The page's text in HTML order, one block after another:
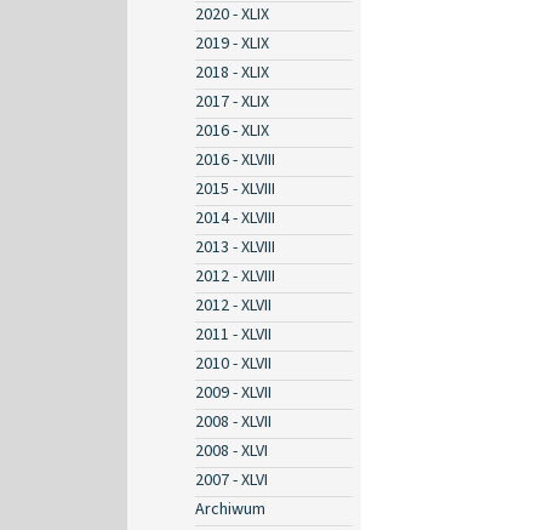
2020 - XLIX
2019 - XLIX
2018 - XLIX
2017 - XLIX
2016 - XLIX
2016 - XLVIII
2015 - XLVIII
2014 - XLVIII
2013 - XLVIII
2012 - XLVIII
2012 - XLVII
2011 - XLVII
2010 - XLVII
2009 - XLVII
2008 - XLVII
2008 - XLVI
2007 - XLVI
Archiwum